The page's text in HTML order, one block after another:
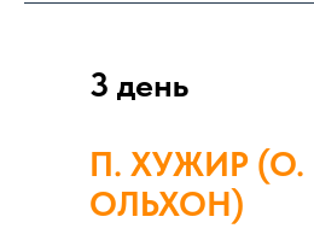
3 день
П. ХУЖИР (О.
ОЛЬХОН)